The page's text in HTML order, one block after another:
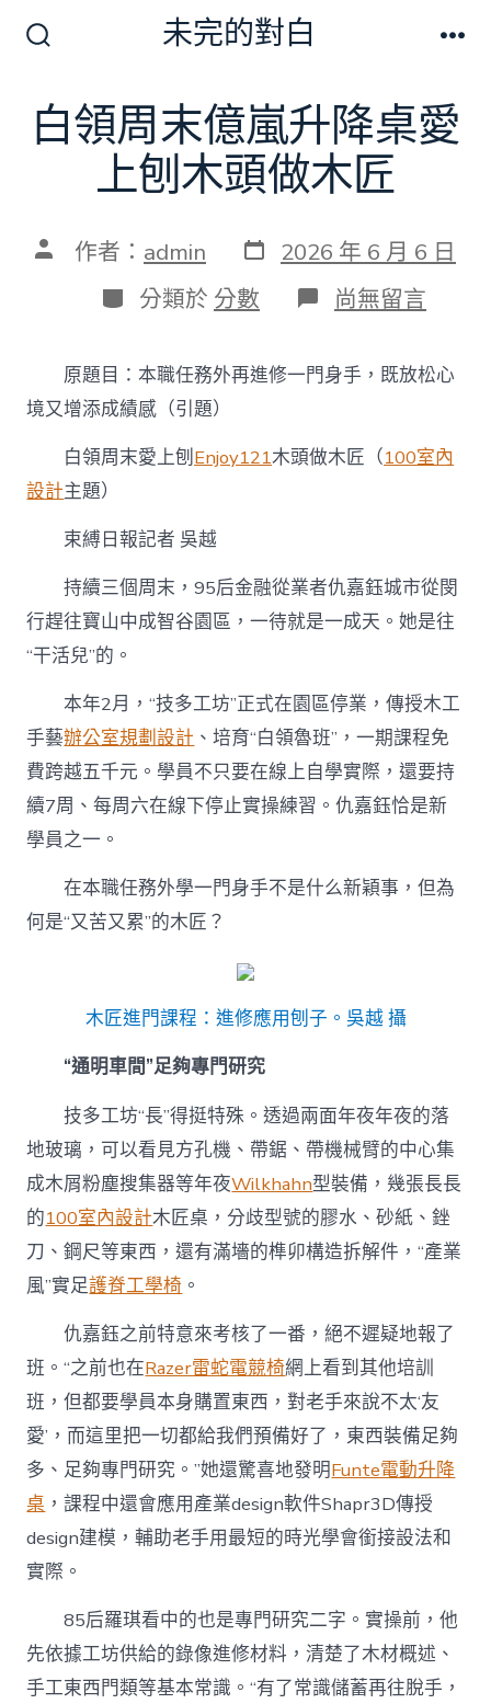
切
換
開
未完的對白
白領周末億嵐升降桌愛
上刨木頭做木匠
文 作者： admin 發
表
日
期
2026 年 6 月 6 日
分
類
分類於 分數 在
〈白
周
末
升
降
木
頭
做
中
尚無留言
原題目：本職任務外再進修一門身手，既放松心
境又增添成績感（引題）
白領周末愛上刨Enjoy121木頭做木匠（100室內
設計主題）
束縛日報記者 吳越
持續三個周末，95后金融從業者仇嘉鈺城市從閔
行趕往寶山中成智谷園區，一待就是一成天。她是往
“干活兒”的。
本年2月，“技多工坊”正式在園區停業，傳授木工
手藝辦公室規劃設計 、培育“白領魯班”，一期課程免
費跨越五千元。學員不只要在線上自學實際，還要持
續7周、每周六在線下停止實操練習。仇嘉鈺恰是新
學員之一。
在本職任務外學一門身手不是什么新穎事，但為
何是“又苦又累”的木匠？
木匠進門課程：進修應用刨子。吳越 攝
“通明車間”足夠專門研究
技多工坊“長”得挺特殊。透過兩面年夜年夜的落
地玻璃，可以看見方孔機、帶鋸、帶機械臂的中心集
成木屑粉塵搜集器等年夜Wilkhahn型裝備，幾張長長
的100室內設計木匠桌，分歧型號的膠水、砂紙、銼
刀、鋼尺等東西，還有滿墻的榫卯構造拆解件，“產業
風”實足護脊工學椅 。
仇嘉鈺之前特意來考核了一番，絕不遲疑地報了
班。“之前也在Razer雷蛇電競椅網上看到其他培訓
班，但都要學員本身購置東西，對老手來說不太‘友
愛’，而這里把一切都給我們預備好了，東西裝備足夠
多、足夠專門研究。”她還驚喜地發明Funte電動升降
桌 ，課程中還會應用產業design軟件Shapr3D傳授
design建模，輔助老手用最短的時光學會銜接設法和
實際。
85后羅琪看中的也是專門研究二字。實操前，他
先依據工坊供給的錄像進修材料，清楚了木材概述、
手工東西門類等基本常識。“有了常識儲蓄再往脫手，